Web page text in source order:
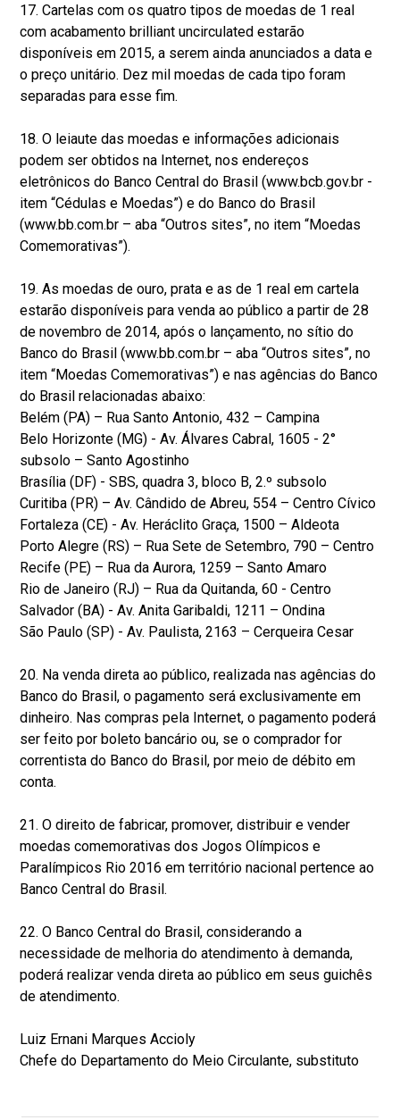
17. Cartelas com os quatro tipos de moedas de 1 real
com acabamento brilliant uncirculated estarão
disponíveis em 2015, a serem ainda anunciados a data e
o preço unitário. Dez mil moedas de cada tipo foram
separadas para esse fim.
18. O leiaute das moedas e informações adicionais
podem ser obtidos na Internet, nos endereços
eletrônicos do Banco Central do Brasil (www.bcb.gov.br -
item “Cédulas e Moedas”) e do Banco do Brasil
(www.bb.com.br – aba “Outros sites”, no item “Moedas
Comemorativas”).
19. As moedas de ouro, prata e as de 1 real em cartela
estarão disponíveis para venda ao público a partir de 28
de novembro de 2014, após o lançamento, no sítio do
Banco do Brasil (www.bb.com.br – aba “Outros sites”, no
item “Moedas Comemorativas”) e nas agências do Banco
do Brasil relacionadas abaixo:
Belém (PA) – Rua Santo Antonio, 432 – Campina
Belo Horizonte (MG) - Av. Álvares Cabral, 1605 - 2°
subsolo – Santo Agostinho
Brasília (DF) - SBS, quadra 3, bloco B, 2.º subsolo
Curitiba (PR) – Av. Cândido de Abreu, 554 – Centro Cívico
Fortaleza (CE) - Av. Heráclito Graça, 1500 – Aldeota
Porto Alegre (RS) – Rua Sete de Setembro, 790 – Centro
Recife (PE) – Rua da Aurora, 1259 – Santo Amaro
Rio de Janeiro (RJ) – Rua da Quitanda, 60 - Centro
Salvador (BA) - Av. Anita Garibaldi, 1211 – Ondina
São Paulo (SP) - Av. Paulista, 2163 – Cerqueira Cesar
20. Na venda direta ao público, realizada nas agências do
Banco do Brasil, o pagamento será exclusivamente em
dinheiro. Nas compras pela Internet, o pagamento poderá
ser feito por boleto bancário ou, se o comprador for
correntista do Banco do Brasil, por meio de débito em
conta.
21. O direito de fabricar, promover, distribuir e vender
moedas comemorativas dos Jogos Olímpicos e
Paralímpicos Rio 2016 em território nacional pertence ao
Banco Central do Brasil.
22. O Banco Central do Brasil, considerando a
necessidade de melhoria do atendimento à demanda,
poderá realizar venda direta ao público em seus guichês
de atendimento.
Luiz Ernani Marques Accioly
Chefe do Departamento do Meio Circulante, substituto